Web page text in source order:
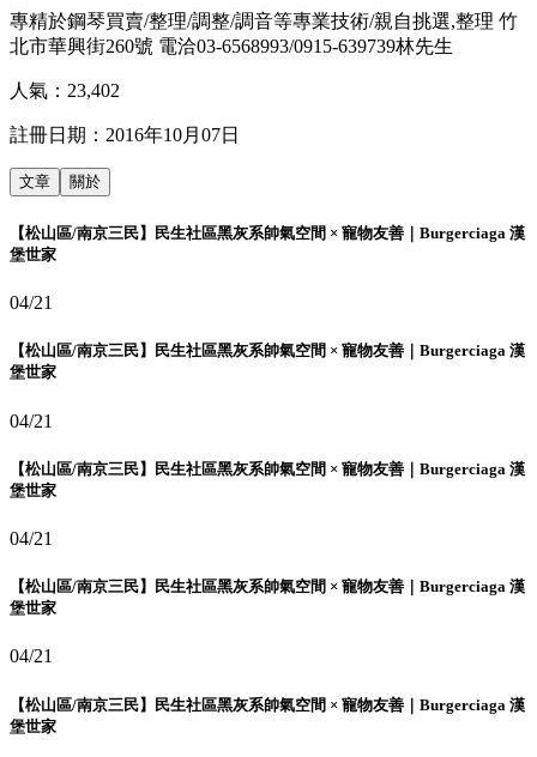
專精於鋼琴買賣/整理/調整/調音等專業技術/親自挑選,整理 竹
北市華興街260號 電洽03-6568993/0915-639739林先生
人氣： 23,402
註冊日期： 2016年10月07日
文章 關於
【松山區/南京三民】民生社區黑灰系帥氣空間 × 寵物友善｜Burgerciaga 漢
堡世家
04/21
【松山區/南京三民】民生社區黑灰系帥氣空間 × 寵物友善｜Burgerciaga 漢
堡世家
04/21
【松山區/南京三民】民生社區黑灰系帥氣空間 × 寵物友善｜Burgerciaga 漢
堡世家
04/21
【松山區/南京三民】民生社區黑灰系帥氣空間 × 寵物友善｜Burgerciaga 漢
堡世家
04/21
【松山區/南京三民】民生社區黑灰系帥氣空間 × 寵物友善｜Burgerciaga 漢
堡世家